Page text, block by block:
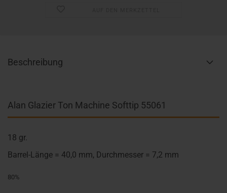
Beschreibung
Alan Glazier Ton Machine Softtip 55061
18 gr.
Barrel-Länge = 40,0 mm, Durchmesser = 7,2 mm
80%